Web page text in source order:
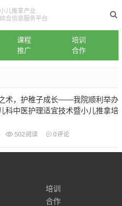
小儿推拿产业
综合信息服务平台
课程
培训
推广 合作
术，护稚子成长——我院顺利举办
科中医护理适宜技术暨小儿推拿培
502 阅读 0评论
培训
合作